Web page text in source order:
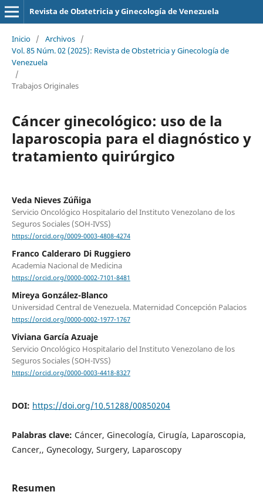
Revista de Obstetricia y Ginecología de Venezuela
Inicio / Archivos /
Vol. 85 Núm. 02 (2025): Revista de Obstetricia y Ginecología de
Venezuela
/
Trabajos Originales
Cáncer ginecológico: uso de la
laparoscopia para el diagnóstico y
tratamiento quirúrgico
Veda Nieves Zúñiga
Servicio Oncológico Hospitalario del Instituto Venezolano de los
Seguros Sociales (SOH-IVSS)
https://orcid.org/0009-0003-4808-4274
Franco Calderaro Di Ruggiero
Academia Nacional de Medicina
https://orcid.org/0000-0002-7101-8481
Mireya González-Blanco
Universidad Central de Venezuela. Maternidad Concepción Palacios
https://orcid.org/0000-0002-1977-1767
Viviana García Azuaje
Servicio Oncológico Hospitalario del Instituto Venezolano de los
Seguros Sociales (SOH-IVSS)
https://orcid.org/0000-0003-4418-8327
DOI: https://doi.org/10.51288/00850204
Palabras clave: Cáncer, Ginecología, Cirugía, Laparoscopia,
Cancer,, Gynecology, Surgery, Laparoscopy
Resumen